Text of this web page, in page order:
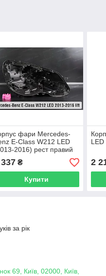
фари Mercedes-
E-Class W212 LED
2016) рест правий
₴
Купити
LED
2
за рік
69, Київ, 02000, Київ,